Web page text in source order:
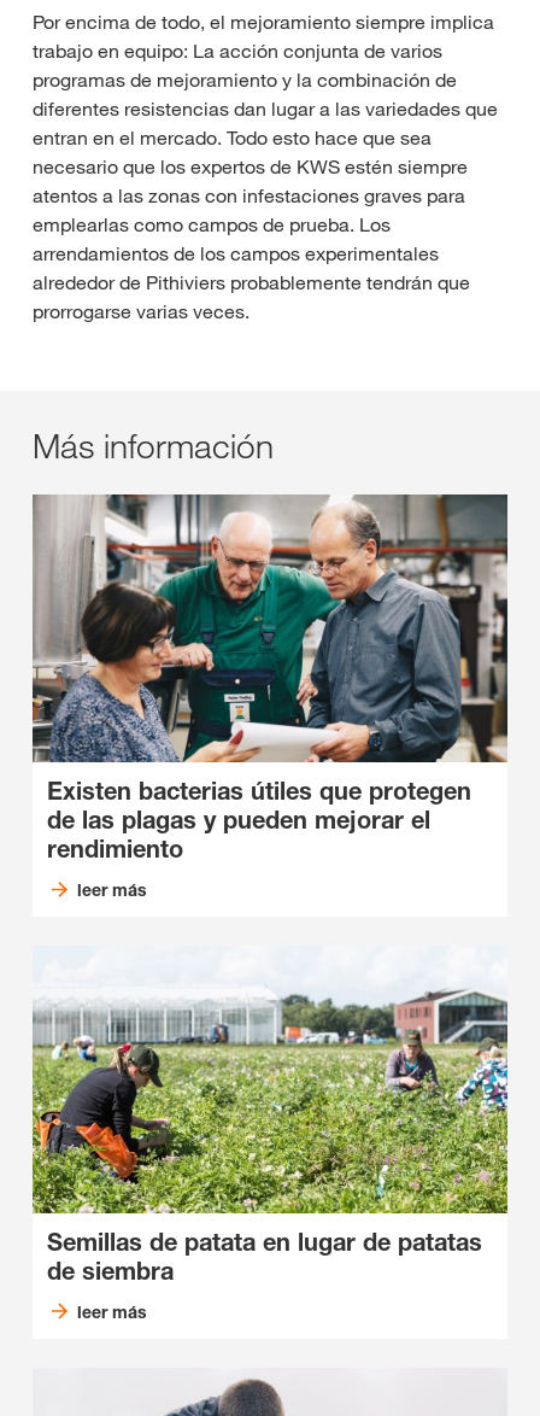
Por encima de todo, el mejoramiento siempre implica
trabajo en equipo: La acción conjunta de varios
programas de mejoramiento y la combinación de
diferentes resistencias dan lugar a las variedades que
entran en el mercado. Todo esto hace que sea
necesario que los expertos de KWS estén siempre
atentos a las zonas con infestaciones graves para
emplearlas como campos de prueba. Los
arrendamientos de los campos experimentales
alrededor de Pithiviers probablemente tendrán que
prorrogarse varias veces.
Más información
Existen bacterias útiles que protegen
de las plagas y pueden mejorar el
rendimiento
leer más
Semillas de patata en lugar de patatas
de siembra
leer más